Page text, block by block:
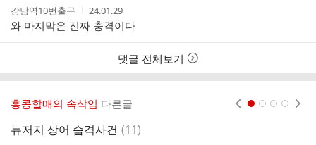
작
성
자
강남역10번출구
작
성
시
간
24.01.29
와 마지막은 진짜 충격이다
댓글 전체보기
홍콩할매의 속삭임 다른글
뉴저지 상어 습격사건 댓
(11)